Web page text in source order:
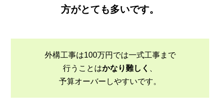
方がとても多いです。
外構工事は100万円では一式工事まで
行うことはかなり難しく
予算オーバーしやすいです。